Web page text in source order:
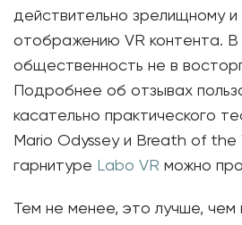
действительно зрелищному и
отображению VR контента.
общественность не в
Подробнее об отзывах
касательно практического
Mario Odyssey и Breath of the
гарнитуре Labo VR можно
Тем не менее, это лучше, чем